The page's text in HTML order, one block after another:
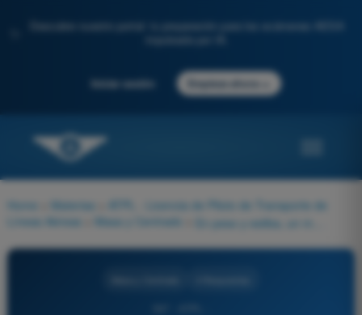
Descubre nuestro portal: tu preparación para los exámenes AESA
Iniciar sesión Empieza ahora
Home Materias
ATPL - Licencia de Piloto de Transporte de
Líneas Aéreas
Masa y Centrado